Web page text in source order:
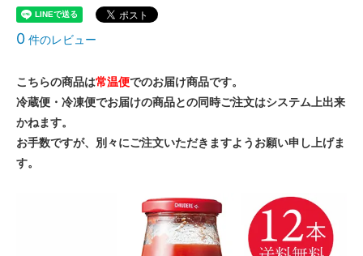
0 件のレビュー
こちらの商品は常温便でのお届け商品です。
冷蔵便・冷凍便でお届けの商品との同時ご注文はシステム上出来
かねます。
お手数ですが、別々にご注文いただきますようお願い申し上げま
す。